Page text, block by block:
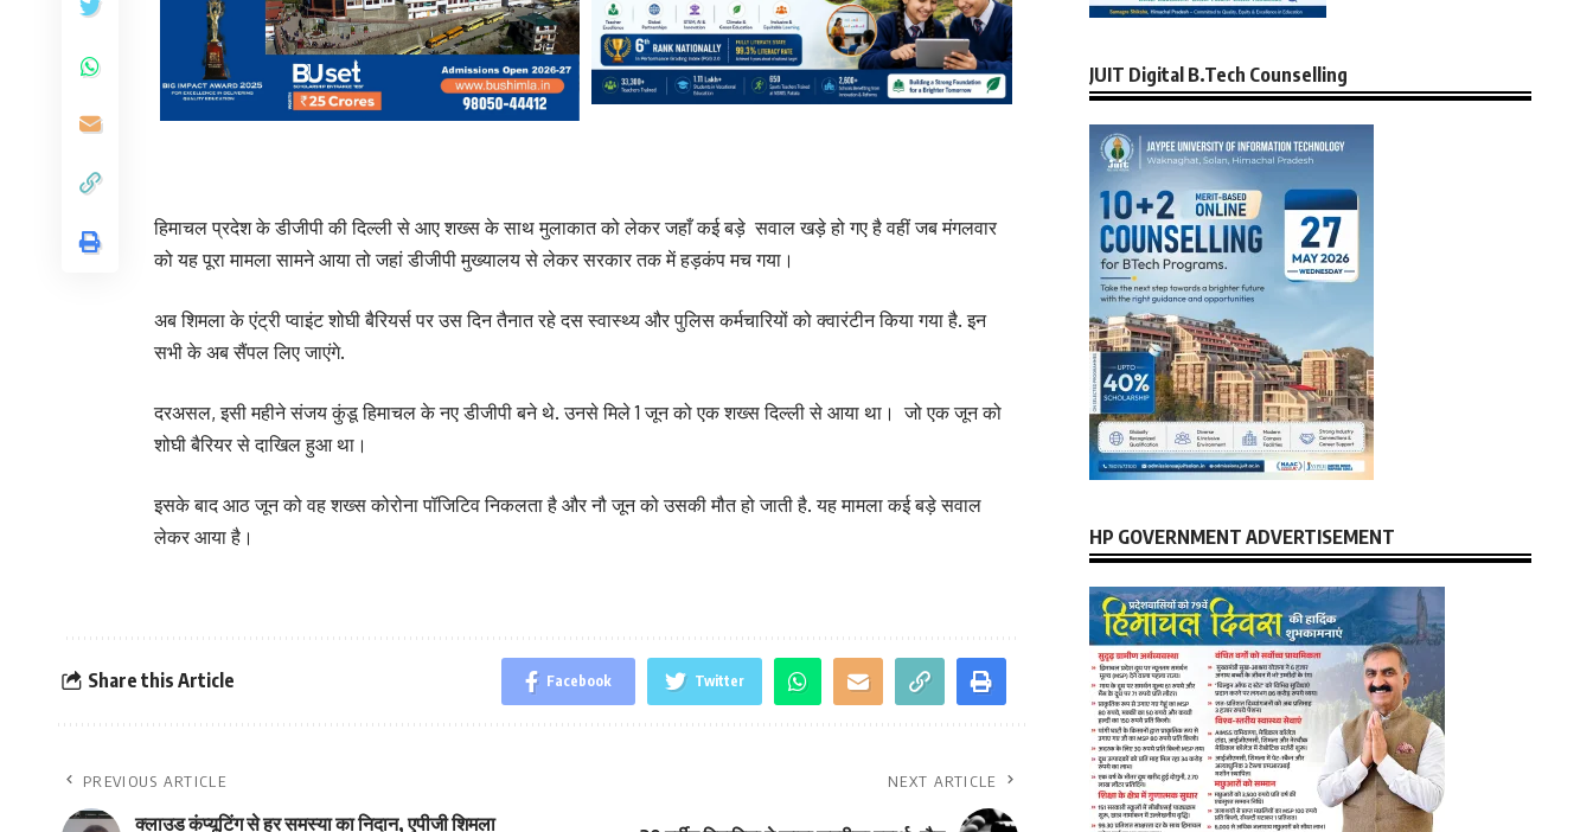
हिमाचल प्रदेश के डीजीपी की दिल्ली से आए शख्स के साथ मुलाकात को लेकर जहाँ कई बड़े सवाल खड़े हो गए है वहीं जब मंगलवार
को यह पूरा मामला सामने आया तो जहां डीजीपी मुख्यालय से लेकर सरकार तक में हड़कंप मच गया।
अब शिमला के एंट्री प्वाइंट शोघी बैरियर्स पर उस दिन तैनात रहे दस स्वास्थ्य और पुलिस कर्मचारियों को क्वारंटीन किया गया है. इन
सभी के अब सैंपल लिए जाएंगे.
दरअसल, इसी महीने संजय कुंडू हिमाचल के नए डीजीपी बने थे. उनसे मिले 1 जून को एक शख्स दिल्ली से आया था। जो एक जून को
शोघी बैरियर से दाखिल हुआ था।
इसके बाद आठ जून को वह शख्स कोरोना पॉजिटिव निकलता है और नौ जून को उसकी मौत हो जाती है. यह मामला कई बड़े सवाल
लेकर आया है।
Share this Article Facebook Twitter
PREVIOUS ARTICLE
क्लाउड कंप्यूटिंग से हर समस्या का निदान, एपीजी शिमला
NEXT ARTICLE
JUIT Digital B.Tech Counselling
HP GOVERNMENT ADVERTISEMENT